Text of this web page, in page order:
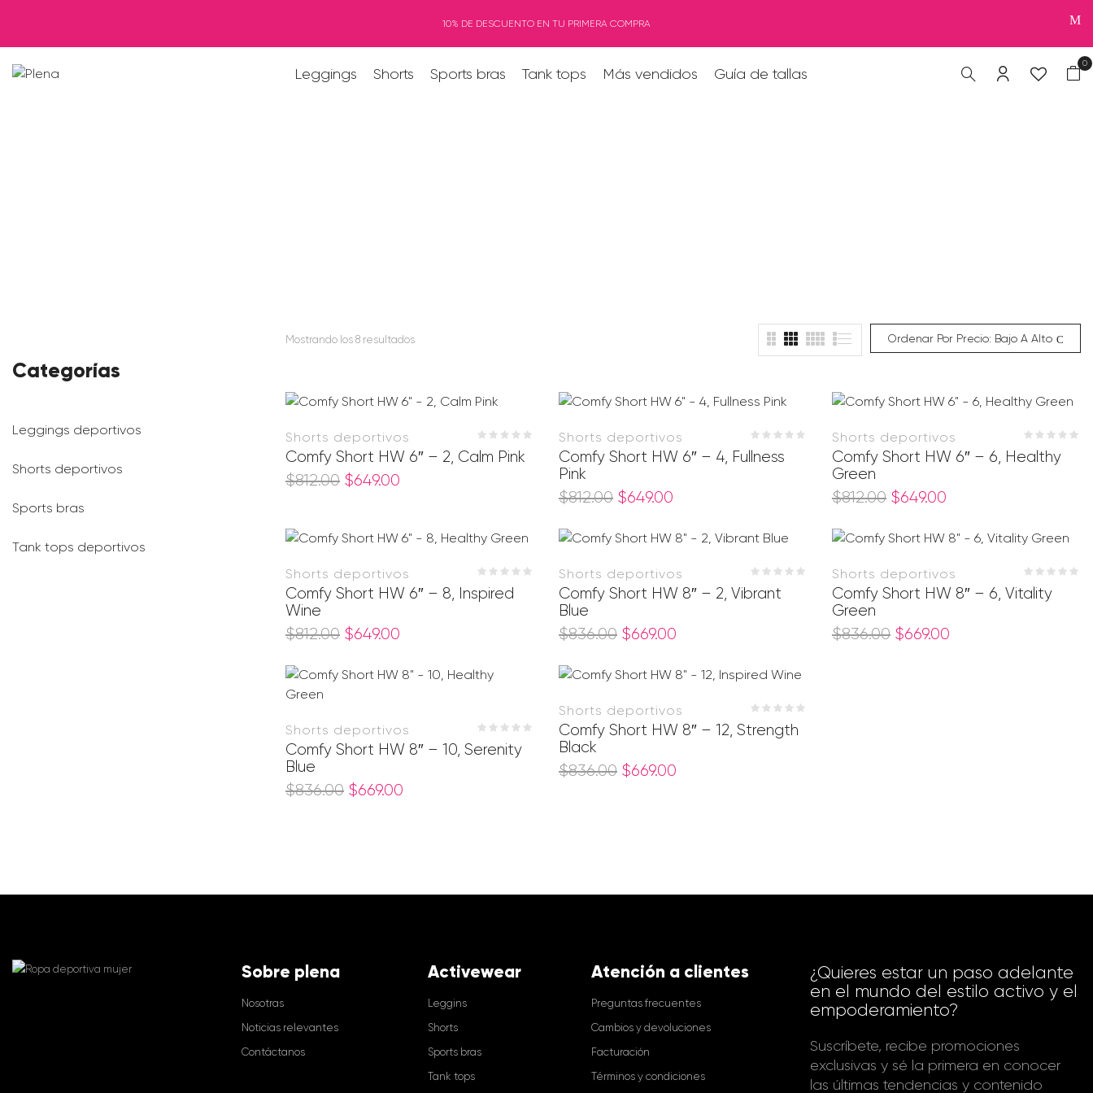
10% DE DESCUENTO EN TU PRIMERA COMPRA
Leggings Shorts Sports bras Tank tops Más vendidos Guía de tallas
0
Categorías
Leggings deportivos
Shorts deportivos
Sports bras
Tank tops deportivos
Ordenar Por Precio: Bajo A Alto
Mostrando los 8 resultados
Shorts deportivos
Comfy Short HW 6″ – 2, Calm Pink
$812.00 $649.00
Shorts deportivos
Comfy Short HW 6″ – 4, Fullness
Pink
$812.00 $649.00
Shorts deportivos
Comfy Short HW 6″ – 6, Healthy
Green
$812.00 $649.00
Shorts deportivos
Comfy Short HW 6″ – 8, Inspired
Wine
$812.00 $649.00
Shorts deportivos
Comfy Short HW 8″ – 2, Vibrant
Blue
$836.00 $669.00
Shorts deportivos
Comfy Short HW 8″ – 6, Vitality
Green
$836.00 $669.00
Shorts deportivos
Comfy Short HW 8″ – 10, Serenity
Blue
$836.00 $669.00
Shorts deportivos
Comfy Short HW 8″ – 12, Strength
Black
$836.00 $669.00
Sobre plena
Nosotras
Noticias relevantes
Contáctanos
Activewear
Leggins
Shorts
Sports bras
Tank tops
Atención a clientes
Preguntas frecuentes
Cambios y devoluciones
Facturación
Términos y condiciones
¿Quieres estar un paso adelante
en el mundo del estilo activo y el
empoderamiento?
Suscríbete, recibe promociones
exclusivas y sé la primera en conocer
las últimas tendencias y contenido